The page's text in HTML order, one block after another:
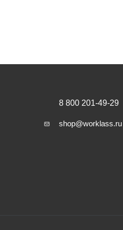
8 800 201-49-29
shop@worklass.ru